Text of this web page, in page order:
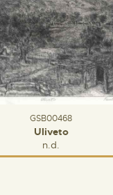
GSB00468
Uliveto
n.d.